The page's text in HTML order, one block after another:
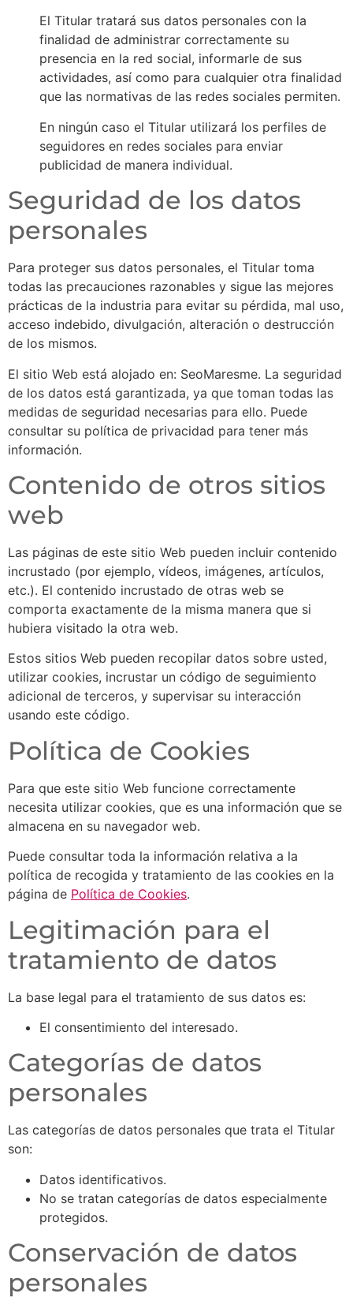
El Titular tratará sus datos personales con la
finalidad de administrar correctamente su
presencia en la red social, informarle de sus
actividades, así como para cualquier otra finalidad
que las normativas de las redes sociales permiten.
En ningún caso el Titular utilizará los perfiles de
seguidores en redes sociales para enviar
publicidad de manera individual.
Seguridad de los datos
personales
Para proteger sus datos personales, el Titular toma
todas las precauciones razonables y sigue las mejores
prácticas de la industria para evitar su pérdida, mal uso,
acceso indebido, divulgación, alteración o destrucción
de los mismos.
El sitio Web está alojado en: SeoMaresme. La seguridad
de los datos está garantizada, ya que toman todas las
medidas de seguridad necesarias para ello. Puede
consultar su política de privacidad para tener más
información.
Contenido de otros sitios
web
Las páginas de este sitio Web pueden incluir contenido
incrustado (por ejemplo, vídeos, imágenes, artículos,
etc.). El contenido incrustado de otras web se
comporta exactamente de la misma manera que si
hubiera visitado la otra web.
Estos sitios Web pueden recopilar datos sobre usted,
utilizar cookies, incrustar un código de seguimiento
adicional de terceros, y supervisar su interacción
usando este código.
Política de Cookies
Para que este sitio Web funcione correctamente
necesita utilizar cookies, que es una información que se
almacena en su navegador web.
Puede consultar toda la información relativa a la
política de recogida y tratamiento de las cookies en la
página de Política de Cookies.
Legitimación para el
tratamiento de datos
La base legal para el tratamiento de sus datos es:
El consentimiento del interesado.
Categorías de datos
personales
Las categorías de datos personales que trata el Titular
son:
Datos identificativos.
No se tratan categorías de datos especialmente
protegidos.
Conservación de datos
personales